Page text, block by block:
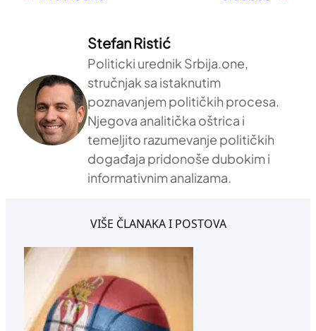
Stefan Ristić
Politicki urednik Srbija.one,
stručnjak sa istaknutim
poznavanjem političkih procesa.
Njegova analitička oštrica i
temeljito razumevanje političkih
događaja pridonoše dubokim i
informativnim analizama.
VIŠE ČLANAKA I POSTOVA